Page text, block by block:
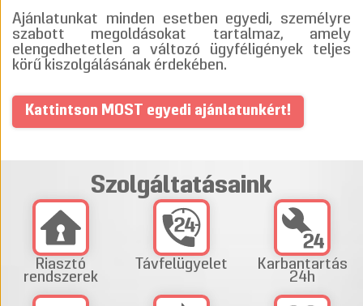
Ajánlatunkat minden esetben egyedi, személyre
szabott megoldásokat tartalmaz, amely
elengedhetetlen a változó ügyféligények teljes
körű kiszolgálásának érdekében.
Kattintson MOST egyedi ajánlatunkért!
Szolgáltatásaink
Riasztó
rendszerek
Távfelügyelet
Karbantartás
24h